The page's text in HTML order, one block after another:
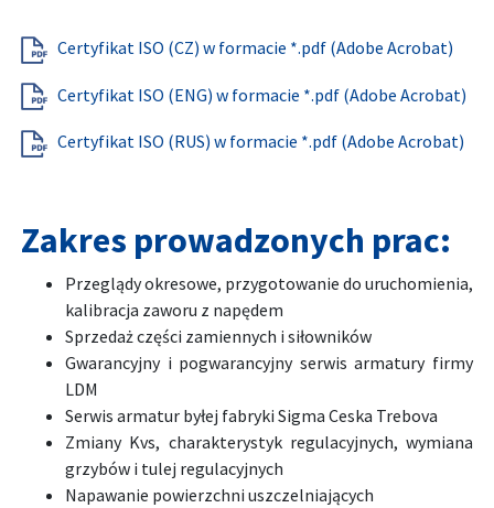
Certyfikat ISO (CZ) w formacie *.pdf (Adobe Acrobat)
Certyfikat ISO (ENG) w formacie *.pdf (Adobe Acrobat)
Certyfikat ISO (RUS) w formacie *.pdf (Adobe Acrobat)
Zakres prowadzonych prac:
Przeglądy okresowe, przygotowanie do uruchomienia,
kalibracja zaworu z napędem
Sprzedaż części zamiennych i siłowników
Gwarancyjny i pogwarancyjny serwis armatury firmy
LDM
Serwis armatur byłej fabryki Sigma Ceska Trebova
Zmiany Kvs, charakterystyk regulacyjnych, wymiana
grzybów i tulej regulacyjnych
Napawanie powierzchni uszczelniających